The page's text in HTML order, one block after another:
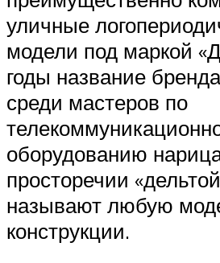
уличные
модели под маркой
годы название
среди мастеров по
оборудованию
просторечии
называют любую
конструкции.